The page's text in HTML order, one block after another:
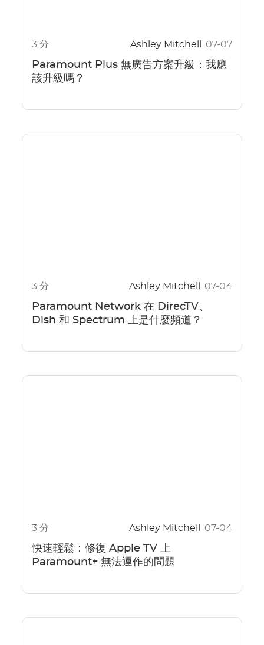
3 分 Ashley Mitchell 07-07
Paramount Plus 無廣告方案升級：我應
該升級嗎？
3 分 Ashley Mitchell 07-04
Paramount Network 在 DirecTV、
Dish 和 Spectrum 上是什麼頻道？
3 分 Ashley Mitchell 07-04
快速輕鬆：修復 Apple TV 上
Paramount+ 無法運作的問題